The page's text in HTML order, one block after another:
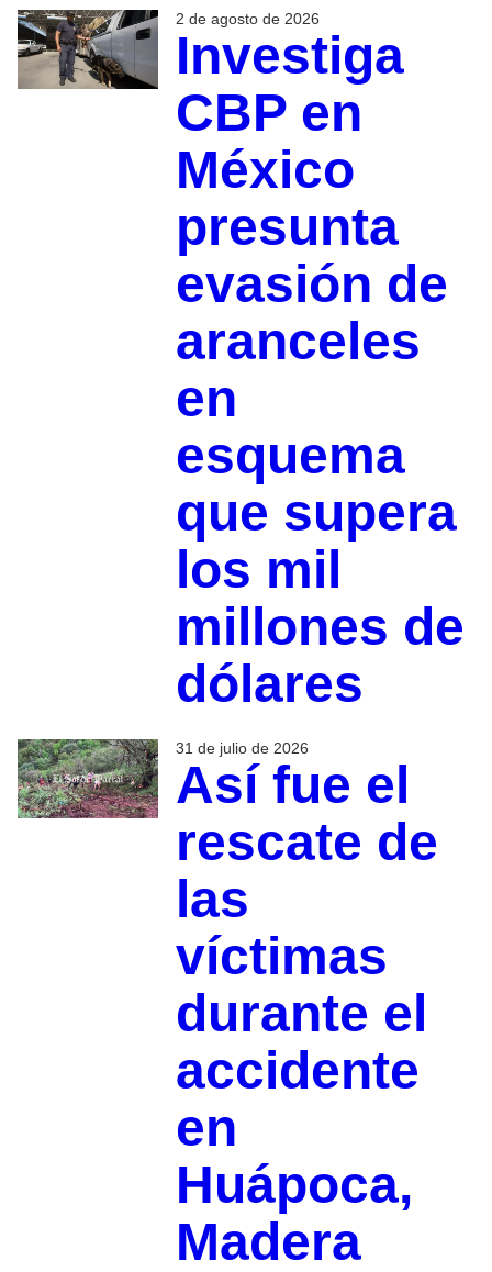
2 de agosto de 2026
Investiga
CBP en
México
presunta
evasión de
aranceles
en
esquema
que supera
los mil
millones de
dólares
31 de julio de 2026
Así fue el
rescate de
las
víctimas
durante el
accidente
en
Huápoca,
Madera